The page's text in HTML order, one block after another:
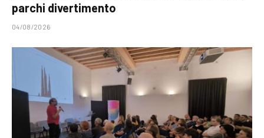
parchi divertimento
04/08/2026